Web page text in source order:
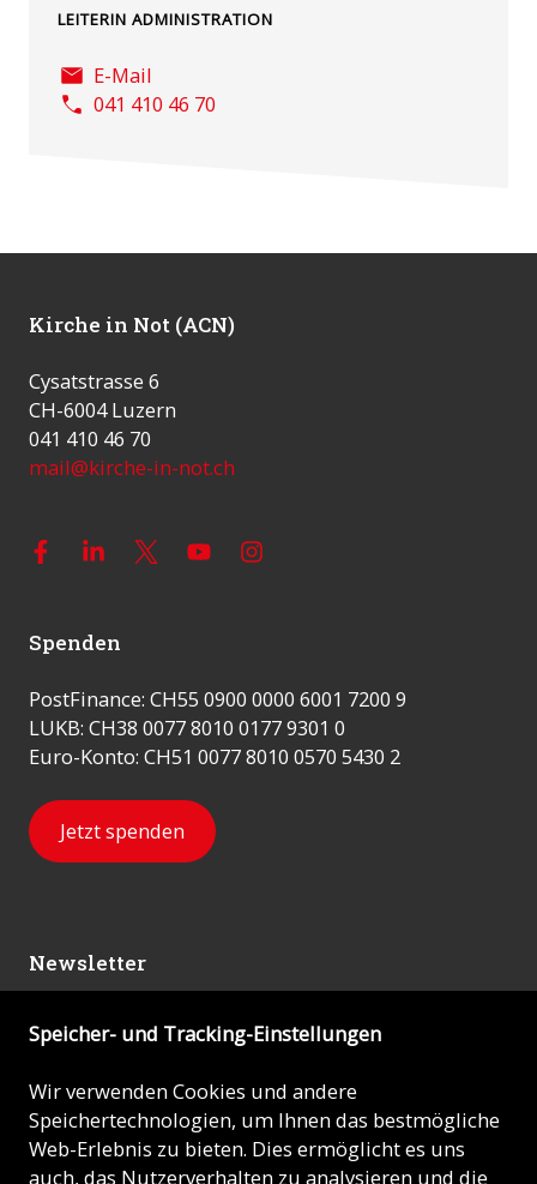
LEITERIN ADMINISTRATION
E-Mail
041 410 46 70
Kirche in Not (ACN)
Cysatstrasse 6
CH-6004 Luzern
041 410 46 70
mail@kirche-in-not.ch
Spenden
PostFinance: CH55 0900 0000 6001 7200 9
LUKB: CH38 0077 8010 0177 9301 0
Euro-Konto: CH51 0077 8010 0570 5430 2
Jetzt spenden
Newsletter
Abonnieren
© 2026 - KIRCHE IN NOT (ACN)
Speicher- und Tracking-Einstellungen
Wir verwenden Cookies und andere
Speichertechnologien, um Ihnen das bestmögliche
Web-Erlebnis zu bieten. Dies ermöglicht es uns
auch, das Nutzerverhalten zu analysieren und die